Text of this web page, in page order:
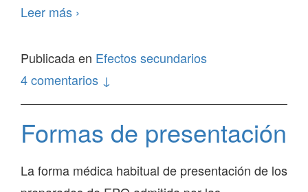
Leer más El
Eprex
›
Publicada en Efectos secundarios
4 comentarios ↓
Formas de presentación
La forma médica habitual de presentación de los